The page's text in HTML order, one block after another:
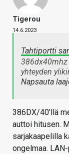
Tigerou
14.6.2023
Tahtiportti
yhteyden
Napsauta
386DX/40’llä
auttoi hitusen.
sarjakaapelilla
ongelmaa.